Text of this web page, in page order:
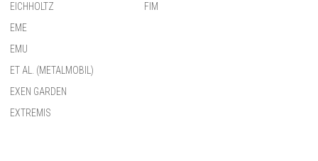
EICHHOLTZ
EME
EMU
ET AL. (METALMOBIL)
EXEN GARDEN
EXTREMIS
FIM